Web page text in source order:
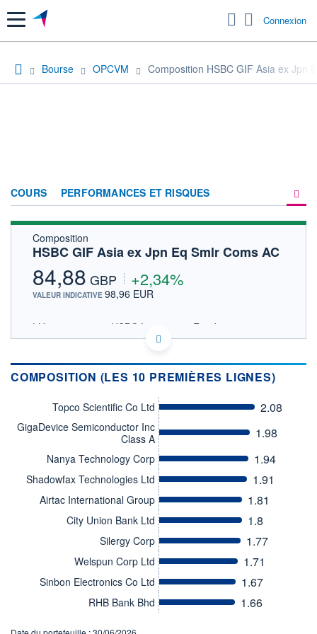
Menu Connexion
Bourse OPCVM Composition HSBC GIF Asia ex Jpn
COURS PERFORMANCES ET RISQUES
Composition
HSBC GIF Asia ex Jpn Eq Smlr Coms AC
84,88 GBP +2,34%
VALEUR INDICATIVE 98,96 EUR
LU0164939612 - HSBC Investment Funds
(Luxembourg) S.A.
Consulter le prospectus / DIC
02/12 09/04
Actions Asie hors Japon
FONDS PARTENAIRES
TARIFS PRIVILÉGIÉS 0%
PEA-PME BOURSOVIE LUX
BOURSOVIE
COMPOSITION (LES 10 PREMIÈRES LIGNES)
Topco Scientific Co Ltd 2.08
GigaDevice Semiconductor Inc
Class A
1.98
Nanya Technology Corp 1.94
Shadowfax Technologies Ltd 1.91
Airtac International Group 1.81
City Union Bank Ltd 1.8
Silergy Corp 1.77
Welspun Corp Ltd 1.71
Sinbon Electronics Co Ltd 1.67
RHB Bank Bhd 1.66